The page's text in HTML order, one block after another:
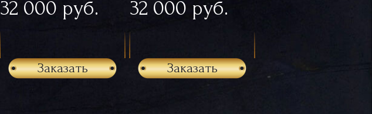
32 000 руб.
Заказать
32 000 руб.
Заказать